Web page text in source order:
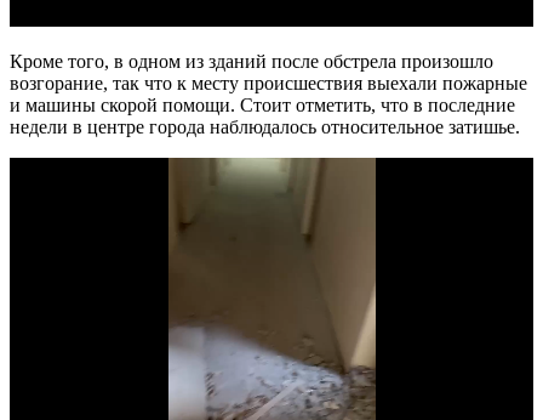
Кроме того, в одном из зданий после обстрела произошло
возгорание, так что к месту происшествия выехали пожарные
и машины скорой помощи. Стоит отметить, что в последние
недели в центре города наблюдалось относительное затишье.